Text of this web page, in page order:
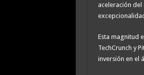
aceleración
Esta magnitud
TechCrunch y
inversión en el